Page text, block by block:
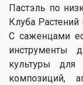
Пастэль по
Клуба
С саженцами
инструменты
культуры для
композиций,